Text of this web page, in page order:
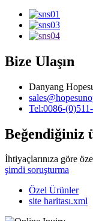
Bize Ulaşın
Danyang
Tel:0086-
Beğendiğiniz
İhtiyaçlarınıza göre
şimdi soruşturma
Özel Ürünler
site haritası.xml